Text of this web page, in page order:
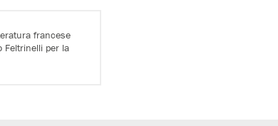
francese
Feltrinelli per la